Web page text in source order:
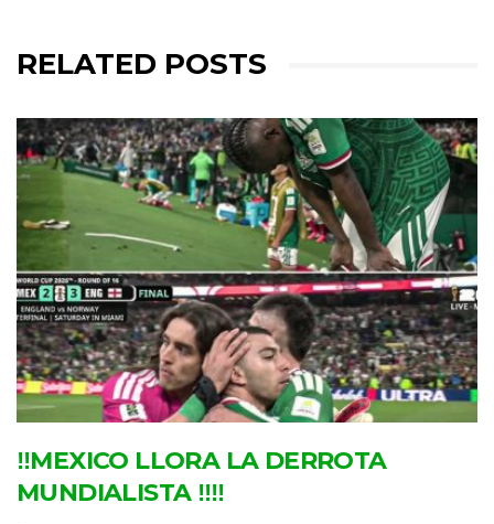
RELATED POSTS
‼MEXICO LLORA LA DERROTA
MUNDIALISTA ‼‼